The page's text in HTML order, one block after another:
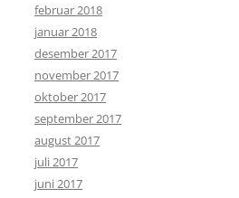
februar 2018
januar 2018
desember 2017
november 2017
oktober 2017
september 2017
august 2017
juli 2017
juni 2017